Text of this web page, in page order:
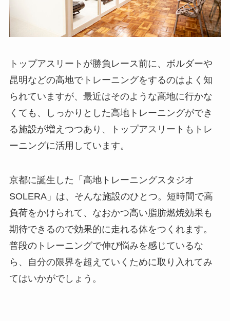
トップアスリートが勝負レース前に、ボルダーや
昆明などの高地でトレーニングをするのはよく知
られていますが、最近はそのような高地に行かな
くても、しっかりとした高地トレーニングができ
る施設が増えつつあり、トップアスリートもトレ
ーニングに活用しています。
京都に誕生した「高地トレーニングスタジオ
SOLERA」は、そんな施設のひとつ。短時間で高
負荷をかけられて、なおかつ高い脂肪燃焼効果も
期待できるので効果的に走れる体をつくれます。
普段のトレーニングで伸び悩みを感じているな
ら、自分の限界を超えていくために取り入れてみ
てはいかがでしょう。